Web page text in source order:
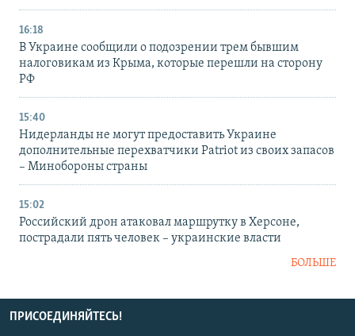
16:18
В Украине сообщили о подозрении трем бывшим
налоговикам из Крыма, которые перешли на сторону
РФ
15:40
Нидерланды не могут предоставить Украине
дополнительные перехватчики Patriot из своих запасов
– Минобороны страны
15:02
Российский дрон атаковал маршрутку в Херсоне,
пострадали пять человек – украинские власти
БОЛЬШЕ
ПРИСОЕДИНЯЙТЕСЬ!